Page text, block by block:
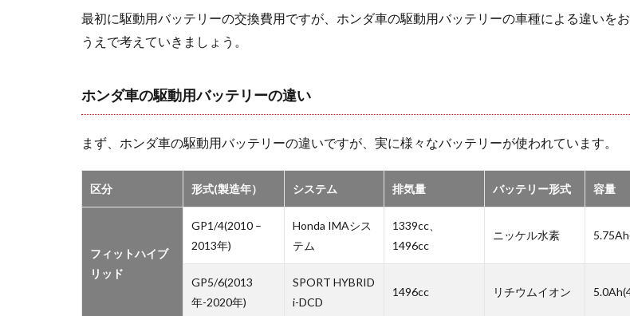
ーの
交換
費用
1.2.1
ーの規
は？
補機バ
最初に駆動用バッテリーの交換費用ですが、ホンダ車の駆動用バッテリーの車種による違いを
うえで考えていきましょう。
ホンダ車の駆動用バッテリーの違い
まず、ホンダ車の駆動用バッテリーの違いですが、実に様々なバッテリーが使われています。
区分 形式(製造年） システム 排気量 バッテリー形式 容量
フィットハイブ
リッド
GP1/4(2010 –
2013年)
Honda IMAシス
テム
1339cc、
1496cc
ニッケル水素
GP5/6(2013
年-2020年)
SPORT HYBRID
i-DCD
1496cc リチウムイオン